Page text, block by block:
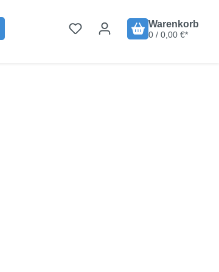
Warenkorb
0 / 0,00 €*